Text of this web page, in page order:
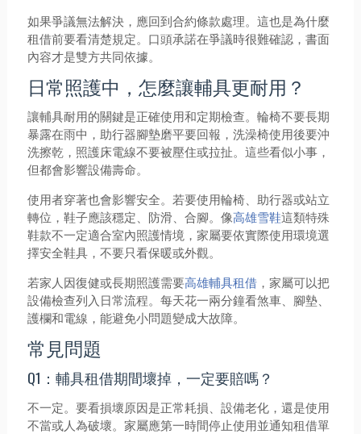
如果爭議無法解決，應回到合約條款處理。這也是為什麼
租借前要看清楚規定。口頭承諾在爭議時很難確認，書面
內容才是雙方共同依據。
日常照護中，怎麼讓輔具更耐用？
讓輔具耐用的關鍵是正確使用和定期檢查。輪椅不要長期
暴露在雨中，助行器腳墊磨平要回報，洗澡椅使用後要沖
洗擦乾，照護床電線不要被壓住或拉扯。這些看似小事，
但都會影響設備壽命。
使用者穿著也會影響安全。若要使用輪椅、助行器或站立
轉位，鞋子應該穩定、防滑、合腳。像高雄雪鞋這類特殊
鞋款不一定適合室內照護情境，家屬要依實際使用環境選
擇安全鞋具，不要只看保暖或外觀。
若家人因復健或長期照護需要高雄輔具租借，家屬可以把
設備檢查列入日常流程。每天花一兩分鐘看煞車、腳墊、
護欄和電線，能避免小問題變成大故障。
常見問題
Q1：輔具租借期間壞掉，一定要賠嗎？
不一定。要看損壞原因是正常耗損、設備老化，還是使用
不當或人為破壞。家屬應第一時間停止使用並通知租借單